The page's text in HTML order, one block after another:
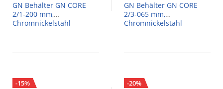
GN Behälter GN CORE
2/1-200 mm,
Chromnickelstahl
GN Behälter GN CORE
2/3-065 mm,
Chromnickelstahl
-15% -20%